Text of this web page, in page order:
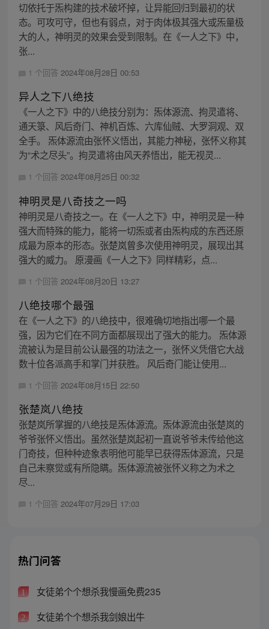
切依托于炁构建的技术破坏掉，让异能回归到最初的状
态。可攻可守，但也有弱点，对于肉体极其强大或炁量极
大的人，神明灵的效果会受到限制。在《一人之下》中，
张...
1 个回答 2024年08月28日 00:53
异人之下八绝技
《一人之下》中的八绝技分别为：炁体源流、拘灵遣将、
通天箓、风后奇门、神机百炼、六库仙贼、大罗洞观、双
全手。 炁体源流由张怀义悟出，其能力神秘，张怀义称其
为“术之尽头”。拘灵遣将由风天养悟出，能无视灵...
1 个回答 2024年08月25日 00:32
神明灵是八奇技之一吗
神明灵是八奇技之一。在《一人之下》中，神明灵是一种
强大而特殊的能力，能将一切炁或者由炁构成的东西还原
成最为原本的形态。张楚岚曾多次使用神明灵，展现出其
强大的威力。 原漫画《一人之下》同样精彩，点...
1 个回答 2024年08月20日 13:27
八绝技哪个最强
在《一人之下》的八绝技中，很难确切地指出哪一个最
强，因为它们在不同方面都展现出了强大的能力。 炁体源
流被认为是目前公认最强的功法之一，张怀义凭借它大战
数十位各派高手和掌门并获胜。 风后奇门能让使用...
1 个回答 2024年08月15日 22:50
张楚岚八绝技
张楚岚所掌握的八绝技是炁体源流。炁体源流由张楚岚的
爷爷张怀义悟出。虽然张楚岚起初一直说爷爷未传给他这
门奇技，但种种迹象表明他可能早已获得炁体源流，只是
自己未察觉或有所隐瞒。炁体源流被张怀义称之为术之
尽...
1 个回答 2024年07月29日 17:03
热门问答
1 女徒弟个个想杀我慢画免费235
2 女徒弟个个想杀我剑娘出牛